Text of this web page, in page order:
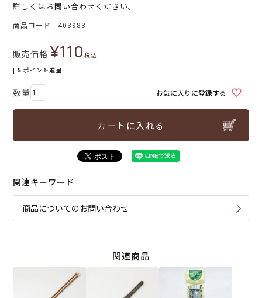
詳しくはお問い合わせください。
商品コード 403983
販売価格 ¥110税込
[ 5 ポイント進呈 ]
お気に入りに登録する
カートに入れる
関連キーワード
商品についてのお問い合わせ
関連商品